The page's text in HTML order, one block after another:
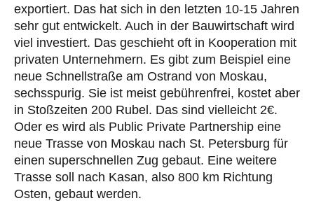
exportiert. Das hat sich in den letzten 10-15 Jahren
sehr gut entwickelt. Auch in der Bauwirtschaft wird
viel investiert. Das geschieht oft in Kooperation mit
privaten Unternehmern. Es gibt zum Beispiel eine
neue Schnellstraße am Ostrand von Moskau,
sechsspurig. Sie ist meist gebührenfrei, kostet aber
in Stoßzeiten 200 Rubel. Das sind vielleicht 2€.
Oder es wird als Public Private Partnership eine
neue Trasse von Moskau nach St. Petersburg für
einen superschnellen Zug gebaut. Eine weitere
Trasse soll nach Kasan, also 800 km Richtung
Osten, gebaut werden.